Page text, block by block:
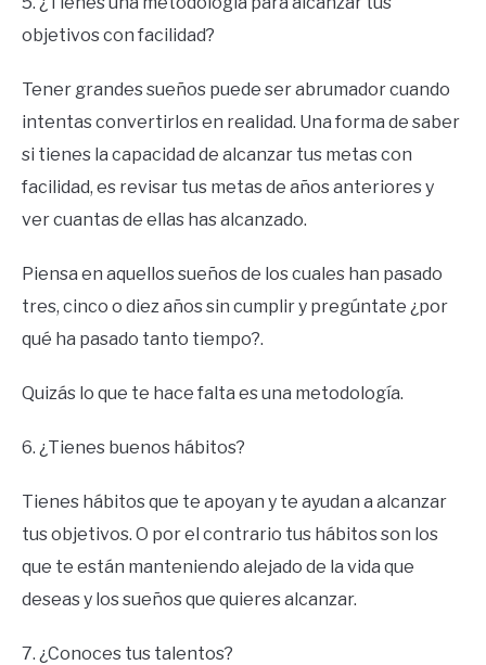
objetivos con facilidad?
Tener grandes sueños puede ser abrumador cuando
intentas convertirlos en realidad. Una forma de saber
si tienes la capacidad de alcanzar tus metas con
facilidad, es revisar tus metas de años anteriores y
ver cuantas de ellas has alcanzado.
Piensa en aquellos sueños de los cuales han pasado
tres, cinco o diez años sin cumplir y pregúntate ¿por
qué ha pasado tanto tiempo?.
Quizás lo que te hace falta es una metodología.
6. ¿Tienes buenos hábitos?
Tienes hábitos que te apoyan y te ayudan a alcanzar
tus objetivos. O por el contrario tus hábitos son los
que te están manteniendo alejado de la vida que
deseas y los sueños que quieres alcanzar.
7. ¿Conoces tus talentos?